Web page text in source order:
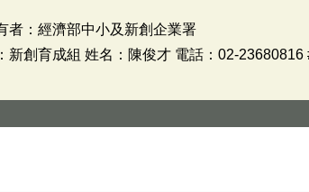
者：經濟部中小及新創企業署
新創育成組 姓名：陳俊才 電話：02-